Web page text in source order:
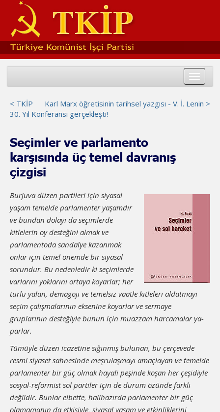
Toggle
Karl Marx öğretisinin tarihsel yazgısı - V. İ. Lenin >
< TKİP
30. Yıl Konferansı gerçekleşti!
Seçimler ve parlamento
karşısında üç temel davranış
çizgisi
Burjuva düzen partileri için siyasal
yaşam temelde parlamen­ter yaşamdır
ve bundan dolayı da seçimlerde
kitlelerin oy desteğini almak ve
parlamentoda sandalye kazanmak
onlar için temel önemde bir siyasal
sorundur. Bu nedenledir ki seçimlerde
varlarını yoklarını ortaya koyarlar; her
türlü yalan, demagoji ve temelsiz va­atle kitleleri aldatmayı
seçim çalışmalarının eksenine koyarlar ve sermaye
gruplarının desteğiyle bunun için muazzam harcamalar ya­
parlar.
Tümüyle düzen icazetine sığınmış bulunan, bu çerçevede
resmi siyaset sahnesinde meşrulaşmayı amaçlayan ve temelde
parla­menter bir güç olmak hayali peşinde koşan her çeşidiyle
sosyal-reformist sol partiler için de durum özünde farklı
değildir. Bunlar el­bette, halihazırda parlamenter bir güç
olamamanın da etkisiyle, siyasal yaşam ve etkinliklerini